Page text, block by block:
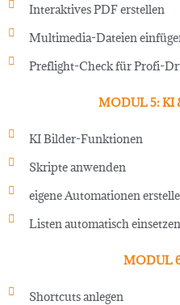
Interaktives PDF erstellen
Multimedia-Dateien
Preflight-Check für Profi-
MODUL 5: KI
KI Bilder-Funktionen
Skripte anwenden
eigene Automationen
Listen automatisch einsetzen
MODUL
Shortcuts anlegen